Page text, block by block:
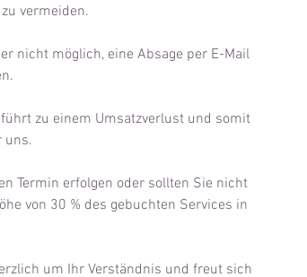
vermeiden.
nicht möglich, eine Absage per E-Mail
zu einem Umsatzverlust und somit
uns.
Termin erfolgen oder sollten Sie nicht
von 30 % des gebuchten Services in
um Ihr Verständnis und freut sich